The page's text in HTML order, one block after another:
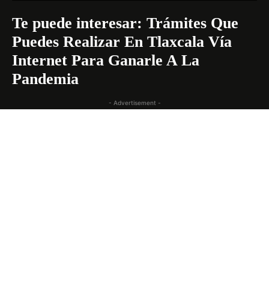
Te puede interesar: Trámites Que
Puedes Realizar En Tlaxcala Vía
Internet Para Ganarle A La
Pandemia
- Advertisement -